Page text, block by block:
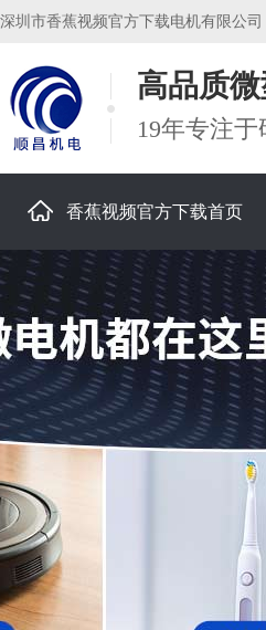
深圳市香蕉视频官方下载电机有限公司！
高品质
19年专注
香蕉视频官方下载首页
关于香蕉视频官方下载